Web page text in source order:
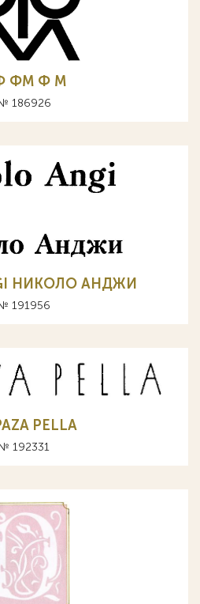
ФМ Ф М
186926
НИКОЛО АНДЖИ
191956
PELLA
192331